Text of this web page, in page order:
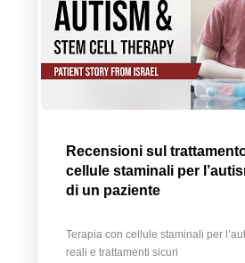
Recensioni sul
cellule staminali per
di un paziente
Terapia con cellule staminali per
reali e trattamenti sicuri